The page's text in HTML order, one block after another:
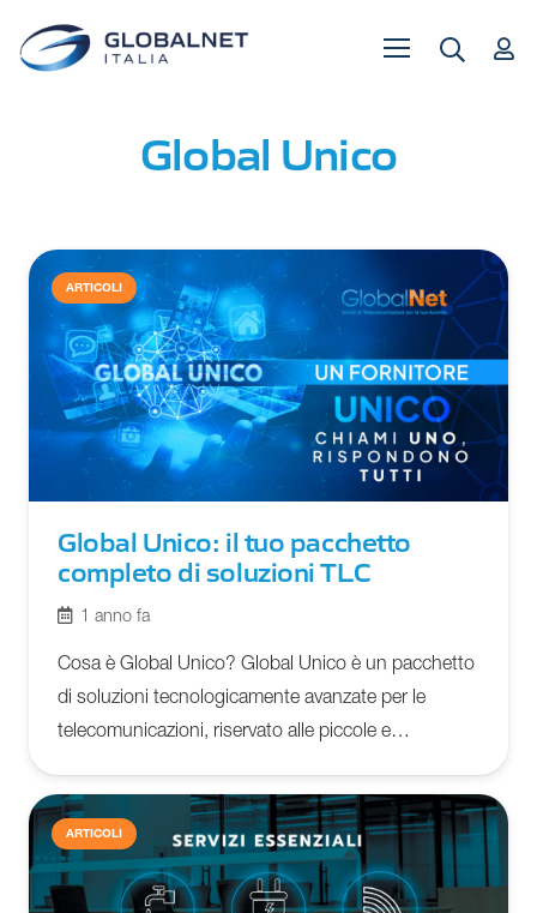
Global Unico
ARTICOLI
Global Unico: il tuo pacchetto
completo di soluzioni TLC
1 anno fa
Cosa è Global Unico? Global Unico è un pacchetto
di soluzioni tecnologicamente avanzate per le
telecomunicazioni, riservato alle piccole e…
ARTICOLI